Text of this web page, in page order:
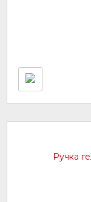
Ручка